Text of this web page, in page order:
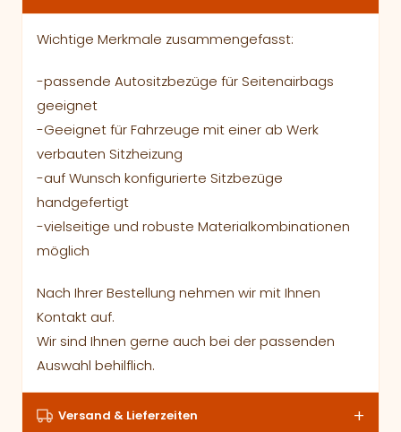
Wichtige Merkmale zusammengefasst:
-passende Autositzbezüge für Seitenairbags
geeignet
-Geeignet für Fahrzeuge mit einer ab Werk
verbauten Sitzheizung
-auf Wunsch konfigurierte Sitzbezüge
handgefertigt
-vielseitige und robuste Materialkombinationen
möglich
Nach Ihrer Bestellung nehmen wir mit Ihnen
Kontakt auf.
Wir sind Ihnen gerne auch bei der passenden
Auswahl behilflich.
Versand & Lieferzeiten